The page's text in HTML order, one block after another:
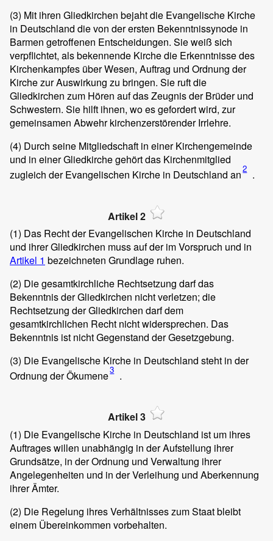
(3) Mit ihren Gliedkirchen bejaht die Evangelische Kirche
in Deutschland die von der ersten Bekenntnissynode in
Barmen getroffenen Entscheidungen. Sie weiß sich
verpflichtet, als bekennende Kirche die Erkenntnisse des
Kirchenkampfes über Wesen, Auftrag und Ordnung der
Kirche zur Auswirkung zu bringen. Sie ruft die
Gliedkirchen zum Hören auf das Zeugnis der Brüder und
Schwestern. Sie hilft ihnen, wo es gefordert wird, zur
gemeinsamen Abwehr kirchenzerstörender Irrlehre.
(4) Durch seine Mitgliedschaft in einer Kirchengemeinde
und in einer Gliedkirche gehört das Kirchenmitglied
zugleich der Evangelischen Kirche in Deutschland an2 .
Artikel 2
(1) Das Recht der Evangelischen Kirche in Deutschland
und ihrer Gliedkirchen muss auf der im Vorspruch und in
Artikel 1 bezeichneten Grundlage ruhen.
(2) Die gesamtkirchliche Rechtsetzung darf das
Bekenntnis der Gliedkirchen nicht verletzen; die
Rechtsetzung der Gliedkirchen darf dem
gesamtkirchlichen Recht nicht widersprechen. Das
Bekenntnis ist nicht Gegenstand der Gesetzgebung.
(3) Die Evangelische Kirche in Deutschland steht in der
Ordnung der Ökumene3 .
Artikel 3
(1) Die Evangelische Kirche in Deutschland ist um ihres
Auftrages willen unabhängig in der Aufstellung ihrer
Grundsätze, in der Ordnung und Verwaltung ihrer
Angelegenheiten und in der Verleihung und Aberkennung
ihrer Ämter.
(2) Die Regelung ihres Verhältnisses zum Staat bleibt
einem Übereinkommen vorbehalten.